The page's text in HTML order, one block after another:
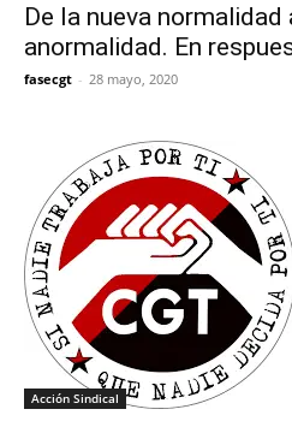
De la nueva normalidad
anormalidad. En
fasecgt - 28 mayo, 2020
Acción Sindical